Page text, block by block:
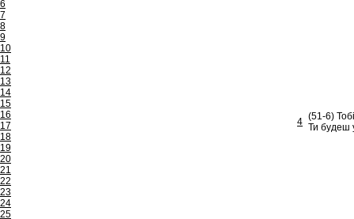
6
7
8
9
10
11
12
13
14
15
16
17
18
19
20
21
22
23
24
25
4 (51-6)
Ти будеш